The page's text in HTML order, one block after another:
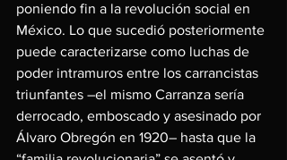
poniendo fin a la revolución social en
México. Lo que sucedió posteriormente
puede caracterizarse como luchas de
poder intramuros entre los carrancistas
triunfantes –el mismo Carranza sería
derrocado, emboscado y asesinado por
Álvaro Obregón en 1920– hasta que la